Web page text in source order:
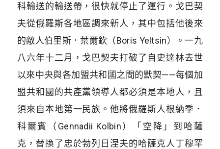
科輸送的輸送帶，很快就停止了運行。戈巴契
夫從俄羅斯各地區調來新人，其中包括他後來
的敵人伯里斯．葉爾欽（Boris Yeltsin）。一九
八六年十二月，戈巴契夫打破了自史達林去世
以來中央與各加盟共和國之間的默契——每個加
盟共和國的共產黨領導人都必須是本地人，且
須來自本地第一民族。他將俄羅斯人根納季．
科爾賓（ Gennadii Kolbin）「空降」到哈薩
克，替換了忠於勃列日涅夫的哈薩克人丁穆罕